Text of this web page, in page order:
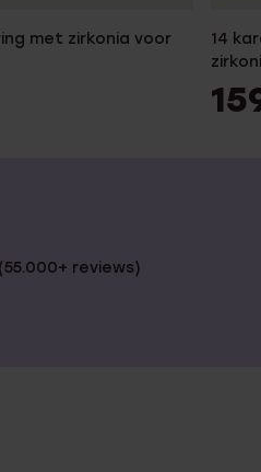
met zirkonia voor
14
reviews)